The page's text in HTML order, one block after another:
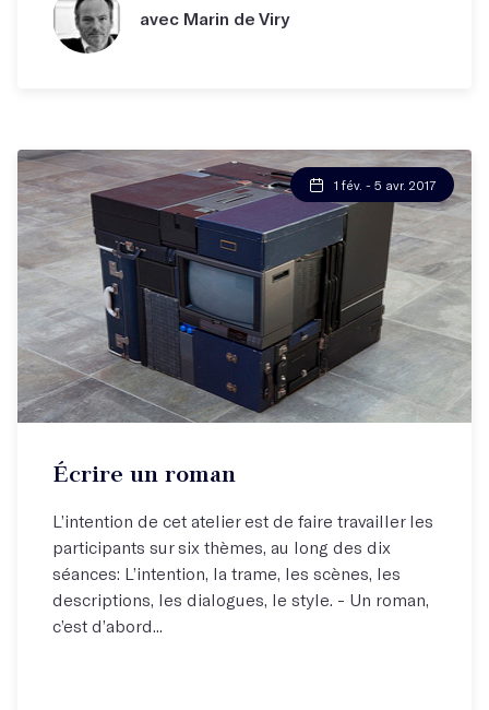
avec Marin de Viry
1 fév. - 5 avr. 2017
Écrire un roman
L’intention de cet atelier est de faire travailler les
participants sur six thèmes, au long des dix
séances: L’intention, la trame, les scènes, les
descriptions, les dialogues, le style. - Un roman,
c’est d’abord...